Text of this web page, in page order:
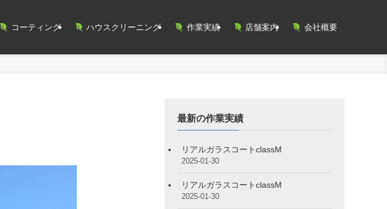
コーティング ハウスクリーニング 作業実績 店舗案内 会社概要
最新の作業実績
リアルガラスコートclassM
2025-01-30
リアルガラスコートclassM
2025-01-30